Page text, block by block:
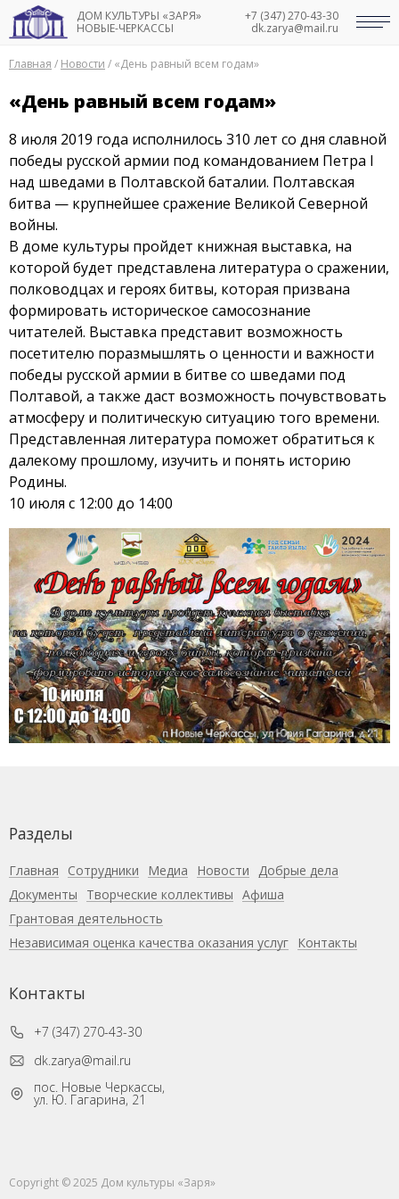
ДОМ КУЛЬТУРЫ «ЗАРЯ»
НОВЫЕ-ЧЕРКАССЫ
+7 (347) 270-43-30
dk.zarya@mail.ru
Главная / Новости / «День равный всем годам»
«День равный всем годам»
8 июля 2019 года исполнилось 310 лет со дня славной
победы русской армии под командованием Петра I
над шведами в Полтавской баталии. Полтавская
битва — крупнейшее сражение Великой Северной
войны.
В доме культуры пройдет книжная выставка, на
которой будет представлена литература о сражении,
полководцах и героях битвы, которая призвана
формировать историческое самосознание
читателей. Выставка представит возможность
посетителю поразмышлять о ценности и важности
победы русской армии в битве со шведами под
Полтавой, а также даст возможность почувствовать
атмосферу и политическую ситуацию того времени.
Представленная литература поможет обратиться к
далекому прошлому, изучить и понять историю
Родины.
10 июля с 12:00 до 14:00
Разделы
Главная Сотрудники Медиа Новости Добрые дела
Документы
Творческие коллективы Афиша
Грантовая деятельность
Независимая оценка качества оказания услуг Контакты
Контакты
+7 (347) 270-43-30
dk.zarya@mail.ru
пос. Новые Черкассы,
ул. Ю. Гагарина, 21
Copyright © 2025 Дом культуры «Заря»